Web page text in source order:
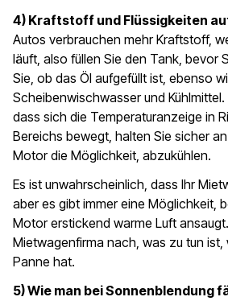
4) Kraftstoff und Flüssigkeiten
Autos verbrauchen mehr Kraftstoff,
läuft, also füllen Sie den Tank, bevor
Sie, ob das Öl aufgefüllt ist, ebenso
Scheibenwischwasser und
dass sich die Temperaturanzeige in
Bereichs bewegt, halten Sie sicher
Motor die Möglichkeit, abzukühlen.
Es ist unwahrscheinlich, dass Ihr
aber es gibt immer eine Möglichkeit,
Motor erstickend warme Luft
Mietwagenfirma nach, was zu tun ist,
Panne hat.
5) Wie man bei Sonnenblendung